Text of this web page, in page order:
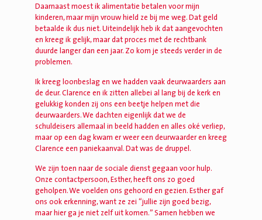
Daarnaast moest ik alimentatie betalen voor mijn
kinderen, maar mijn vrouw hield ze bij me weg. Dat geld
betaalde ik dus niet. Uiteindelijk heb ik dat aangevochten
en kreeg ik gelijk, maar dat proces met de rechtbank
duurde langer dan een jaar. Zo kom je steeds verder in de
problemen.
Ik kreeg loonbeslag en we hadden vaak deurwaarders aan
de deur. Clarence en ik zitten allebei al lang bij de kerk en
gelukkig konden zij ons een beetje helpen met die
deurwaarders. We dachten eigenlijk dat we de
schuldeisers allemaal in beeld hadden en alles oké verliep,
maar op een dag kwam er weer een deurwaarder en kreeg
Clarence een paniekaanval. Dat was de druppel.
We zijn toen naar de sociale dienst gegaan voor hulp.
Onze contactpersoon, Esther, heeft ons zo goed
geholpen. We voelden ons gehoord en gezien. Esther gaf
ons ook erkenning, want ze zei “jullie zijn goed bezig,
maar hier ga je niet zelf uit komen.” Samen hebben we